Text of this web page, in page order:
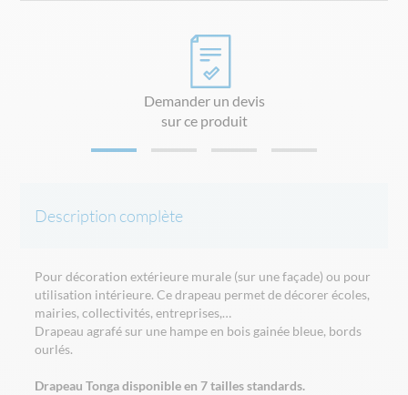
Demander un devis
sur ce produit
Description complète
Pour décoration extérieure murale (sur une façade) ou pour
utilisation intérieure. Ce drapeau permet de décorer écoles,
mairies, collectivités, entreprises,…
Drapeau agrafé sur une hampe en bois gainée bleue, bords
ourlés.
Drapeau Tonga disponible en 7 tailles standards.